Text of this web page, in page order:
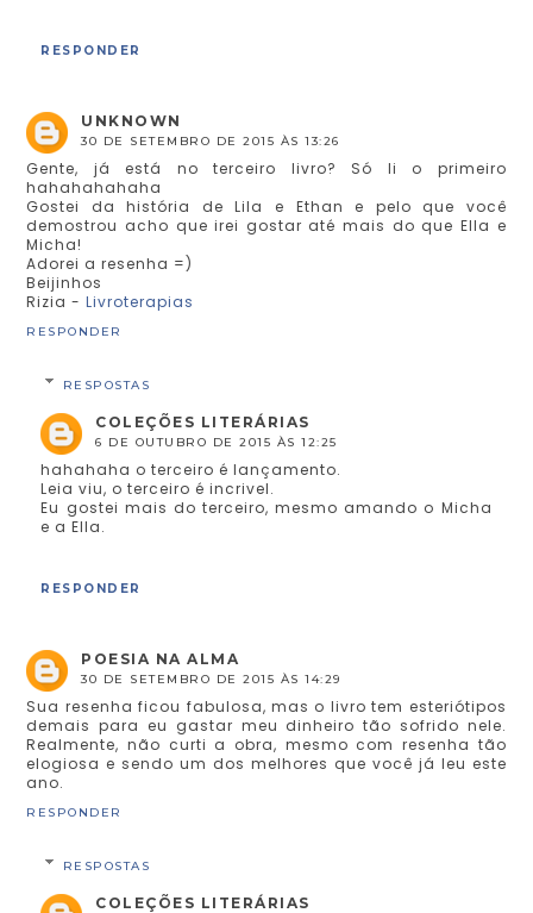
RESPONDER
UNKNOWN
30 DE SETEMBRO DE 2015 ÀS 13:26
Gente, já está no terceiro livro? Só li o primeiro
hahahahahaha
Gostei da história de Lila e Ethan e pelo que você
demostrou acho que irei gostar até mais do que Ella e
Micha!
Adorei a resenha =)
Beijinhos
Rizia -Livroterapias
RESPONDER
RESPOSTAS
COLEÇÕES LITERÁRIAS
6 DE OUTUBRO DE 2015 ÀS 12:25
hahahaha o terceiro é lançamento.
Leia viu, o terceiro é incrivel.
Eu gostei mais do terceiro, mesmo amando o Micha
e a Ella.
RESPONDER
POESIA NA ALMA
30 DE SETEMBRO DE 2015 ÀS 14:29
Sua resenha ficou fabulosa, mas o livro tem esteriótipos
demais para eu gastar meu dinheiro tão sofrido nele.
Realmente, não curti a obra, mesmo com resenha tão
elogiosa e sendo um dos melhores que você já leu este
ano.
RESPONDER
RESPOSTAS
COLEÇÕES LITERÁRIAS